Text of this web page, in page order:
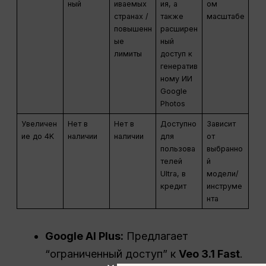
ный
иваемых
странах /
повышенн
ые
лимиты
ия, а
также
расширен
ный
доступ к
генератив
ному ИИ
Google
Photos
ом
масштабе
Увеличен
ие до 4K
Нет в
наличии
Нет в
наличии
Доступно
для
пользова
телей
Ultra, в
кредит
Зависит
от
выбранно
й
модели/
инструме
нта
GoogleAI Plus: Предлагает
“ограниченный доступ” кVeo 3.1 Fast.